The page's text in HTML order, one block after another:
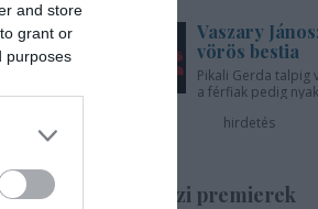
and store
grant or
purposes
Vaszary
vörös bestia
Pikali Gerda talpig
a férfiak pedig
hirdetés
Színházi premierek